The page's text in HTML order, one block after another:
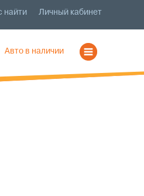
Личный кабинет
найти
Авто в наличии